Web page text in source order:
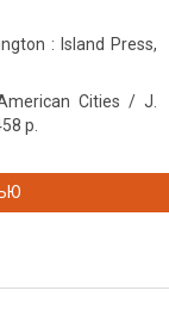
: Island Press,
Cities / J.
p.